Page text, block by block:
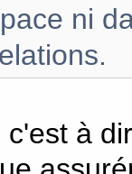
ni
c'est à